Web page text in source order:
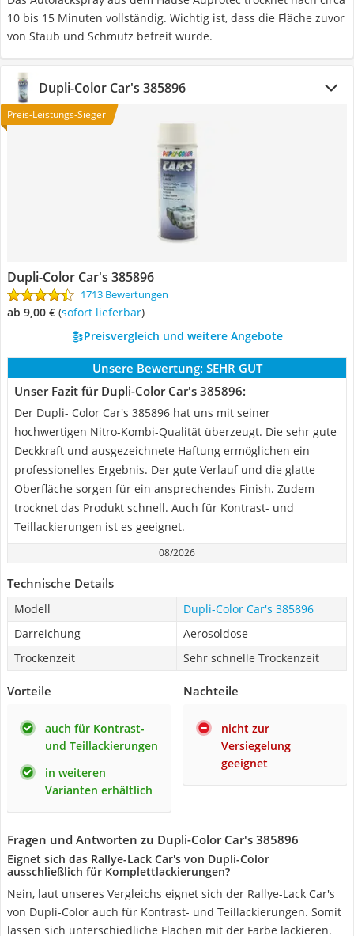
10 bis 15 Minuten vollständig. Wichtig ist, dass die Fläche zuvor
von Staub und Schmutz befreit wurde.
Dupli-Color Car's 385896
Preis-Leistungs-Sieger
Dupli-Color Car's 385896
1713 Bewertungen
ab 9,00 € ( Sofort lieferbar)
Preisvergleich und weitere Angebote
Unsere Bewertung: SEHR GUT
Unser Fazit für Dupli-Color Car's 385896:
Der Dupli- Color Car's 385896 hat uns mit seiner
hochwertigen Nitro-Kombi-Qualität überzeugt. Die sehr gute
Deckkraft und ausgezeichnete Haftung ermöglichen ein
professionelles Ergebnis. Der gute Verlauf und die glatte
Oberfläche sorgen für ein ansprechendes Finish. Zudem
trocknet das Produkt schnell. Auch für Kontrast- und
Teillackierungen ist es geeignet.
08/2026
Technische Details
Modell
Dupli-Color Car's 385896
Darreichung
Aerosoldose
Trockenzeit
Sehr schnelle Trockenzeit
Vorteile
auch für Kontrast-
und Teillackierungen
in weiteren
Varianten erhältlich
Nachteile
nicht zur
Versiegelung
geeignet
Fragen und Antworten zu Dupli-Color Car's 385896
Eignet sich das Rallye-Lack Car's von Dupli-Color
ausschließlich für Komplettlackierungen?
Nein, laut unseres Vergleichs eignet sich der Rallye-Lack Car's
von Dupli-Color auch für Kontrast- und Teillackierungen. Somit
lassen sich unterschiedliche Flächen mit der Farbe lackieren.